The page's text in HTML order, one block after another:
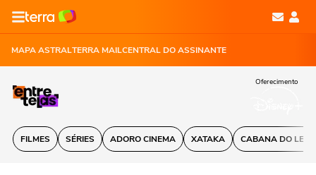
MAPA ASTRALTERRA MAILCENTRAL DO ASSINANTE
FILMES SÉRIES ADORO CINEMA XATAKA CABANA DO
Oferecimento